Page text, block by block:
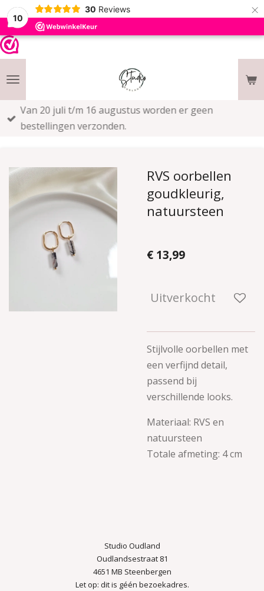
10
30 Reviews ×
Van 20 juli t/m 16 augustus worden er geen
bestellingen verzonden.
RVS oorbellen
goudkleurig,
natuursteen
€ 13,99
Uitverkocht
Stijlvolle oorbellen met
een verfijnd detail,
passend bij
verschillende looks.
Materiaal: RVS en
natuursteen
Totale afmeting: 4 cm
Studio Oudland
Oudlandsestraat 81
4651 MB Steenbergen
Let op: dit is géén bezoekadres.